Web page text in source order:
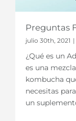
Preguntas
julio 30th, 2021 |
¿Qué es un
es una
kombucha
necesitas
un